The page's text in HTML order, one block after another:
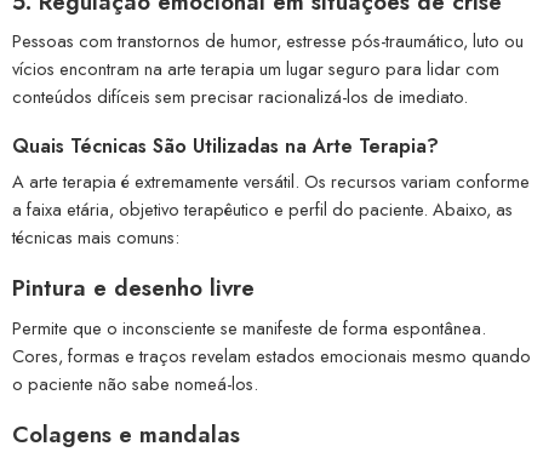
Pessoas com transtornos de humor, estresse pós-traumático, luto ou
vícios encontram na arte terapia um lugar seguro para lidar com
conteúdos difíceis sem precisar racionalizá-los de imediato.
Quais Técnicas São Utilizadas na Arte Terapia?
A arte terapia é extremamente versátil. Os recursos variam conforme
a faixa etária, objetivo terapêutico e perfil do paciente. Abaixo, as
técnicas mais comuns:
Pintura e desenho livre
Permite que o inconsciente se manifeste de forma espontânea.
Cores, formas e traços revelam estados emocionais mesmo quando
o paciente não sabe nomeá-los.
Colagens e mandalas